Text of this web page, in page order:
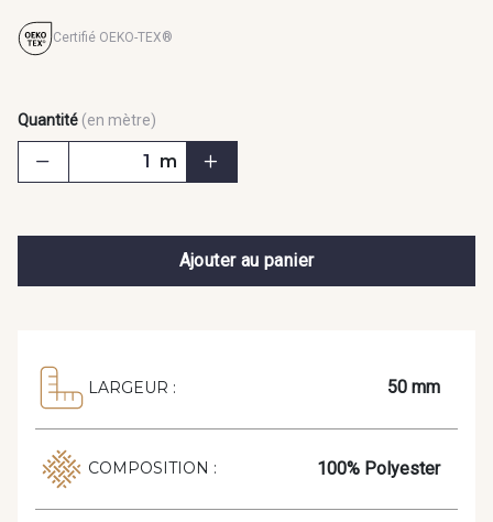
Certifié OEKO-TEX®
Quantité (en mètre)
m
Ajouter au panier
LARGEUR : 50 mm
COMPOSITION : 100% Polyester